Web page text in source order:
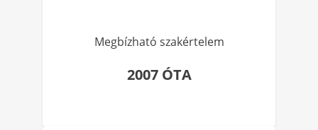
Megbízható szakértelem
2007 ÓTA